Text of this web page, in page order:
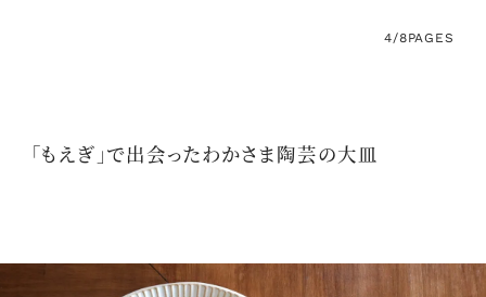
4/8PAGES
「もえぎ」で出会ったわかさま陶芸の大皿